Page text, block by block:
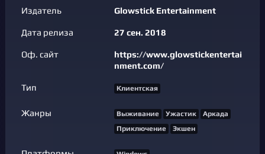
Издатель Glowstick Entertainment
Дата релиза 27 сен. 2018
Оф. сайт
https://www.glowstickentertai
nment.com/
Тип Клиентская
Жанры Выживание Ужастик
Аркада
Приключение
Экшен